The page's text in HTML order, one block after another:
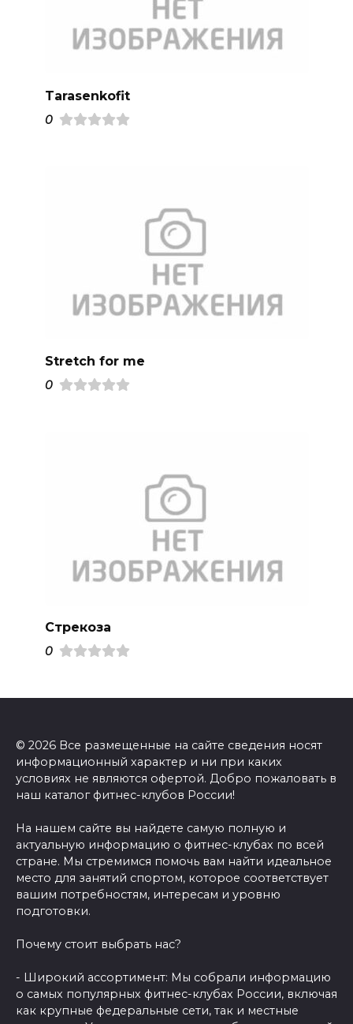
Tarasenkofit
0
Stretch for me
0
Стрекоза
0
© 2026 Все размещенные на сайте сведения носят
информационный характер и ни при каких
условиях не являются офертой. Добро пожаловать в
наш каталог фитнес-клубов России!
На нашем сайте вы найдете самую полную и
актуальную информацию о фитнес-клубах по всей
стране. Мы стремимся помочь вам найти идеальное
место для занятий спортом, которое соответствует
вашим потребностям, интересам и уровню
подготовки.
Почему стоит выбрать нас?
- Широкий ассортимент: Мы собрали информацию
о самых популярных фитнес-клубах России, включая
как крупные федеральные сети, так и местные